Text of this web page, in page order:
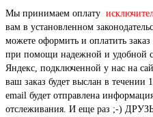
Мы принимаем оплату
вам в установленном
можете оформить и оплатить
при помощи надежной и удобной
Яндекс, подключенной у нас на
ваш заказ будет выслан в
email будет отправлена
отслеживания. И еще раз ;-)